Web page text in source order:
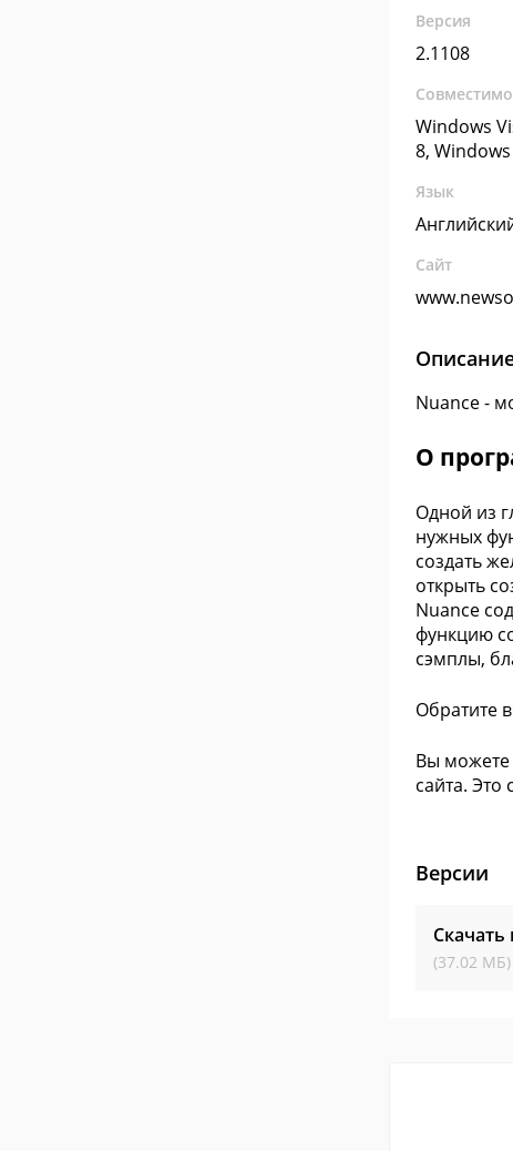
Версия
2.1108
Windows
8,
Язык
Сайт
Nuance -
О
Одной из
нужных
создать
открыть
Nuance
функцию
сэмплы,
Обратите
Вы можете
сайта.
Версии
(37.02 МБ)